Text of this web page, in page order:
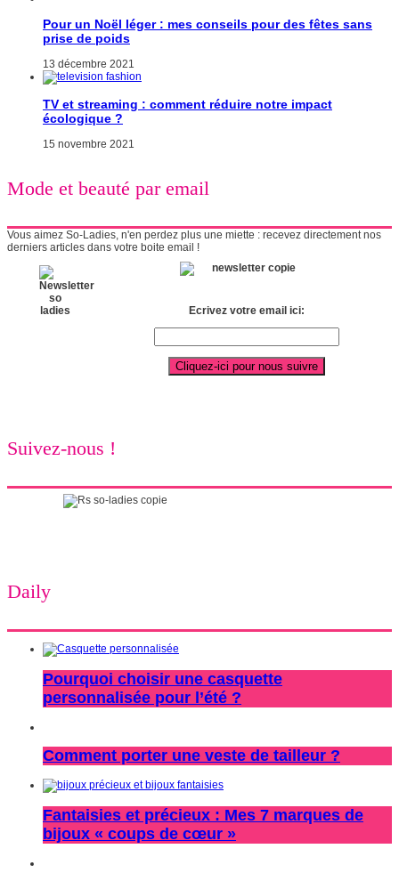
Pour un Noël léger : mes conseils pour des fêtes sans
prise de poids
13 décembre 2021
TV et streaming : comment réduire notre impact
écologique ?
15 novembre 2021
Mode et beauté par email
Vous aimez So-Ladies, n'en perdez plus une miette : recevez directement nos
derniers articles dans votre boite email !
Ecrivez votre email ici:
Suivez-nous !
Daily
Pourquoi choisir une casquette
personnalisée pour l’été ?
Comment porter une veste de tailleur ?
Fantaisies et précieux : Mes 7 marques de
bijoux « coups de cœur »